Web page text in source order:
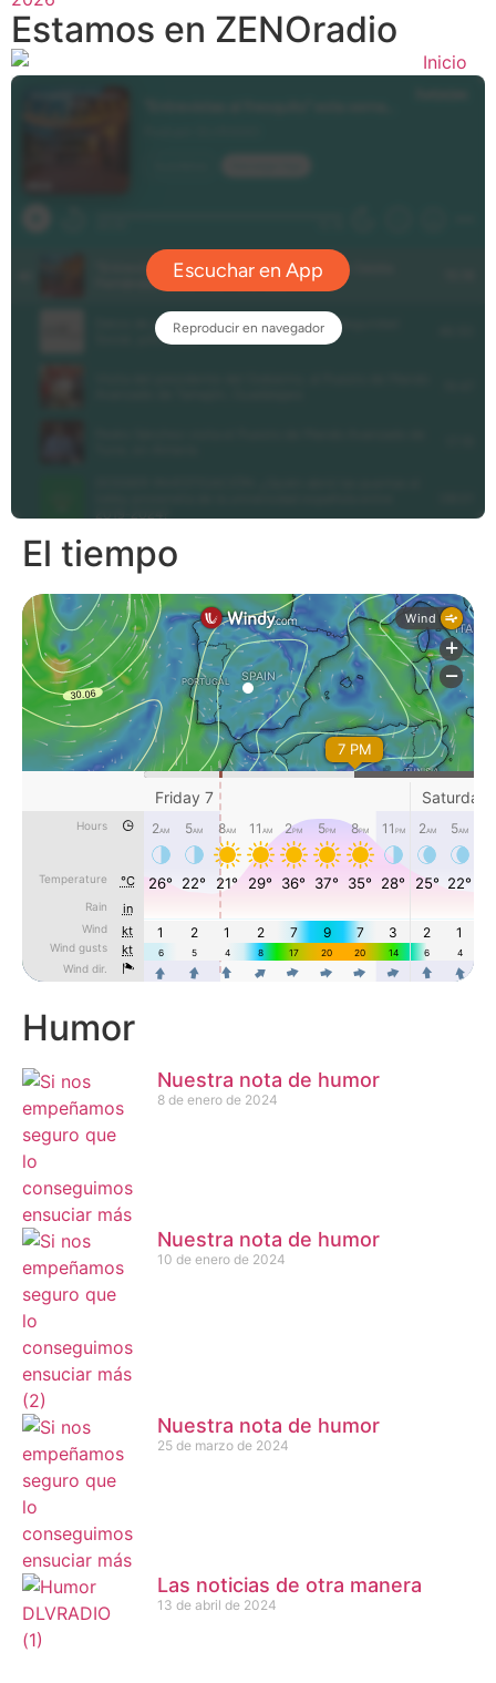
Estamos en ZENOradio
El tiempo
Humor
Nuestra nota de humor
8 de enero de 2024
Nuestra nota de humor
10 de enero de 2024
Nuestra nota de humor
25 de marzo de 2024
Las noticias de otra manera
13 de abril de 2024